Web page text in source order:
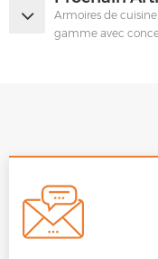
Armoires de
gamme avec